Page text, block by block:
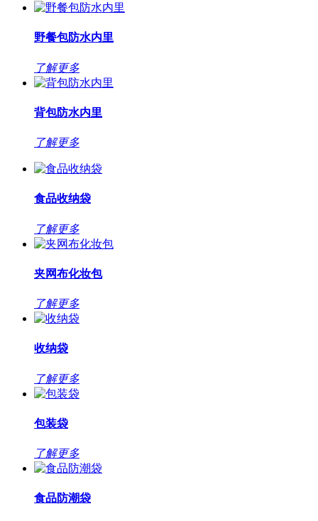
野餐包防水内里
了解更多
背包防水内里
了解更多
食品收纳袋
了解更多
夹网布化妆包
了解更多
收纳袋
了解更多
包装袋
了解更多
食品防潮袋